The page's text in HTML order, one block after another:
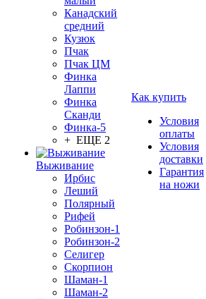
Канадский
средний
Кузюк
Пчак
Пчак ЦМ
Финка
Лаппи
Финка
Сканди
Финка-5
+ ЕЩЕ 2
Выживание
Ирбис
Леший
Полярный
Рифей
Робинзон-1
Робинзон-2
Селигер
Скорпион
Шаман-1
Шаман-2
Как купить
Условия
оплаты
Условия
доставки
Гарантия
на ножи